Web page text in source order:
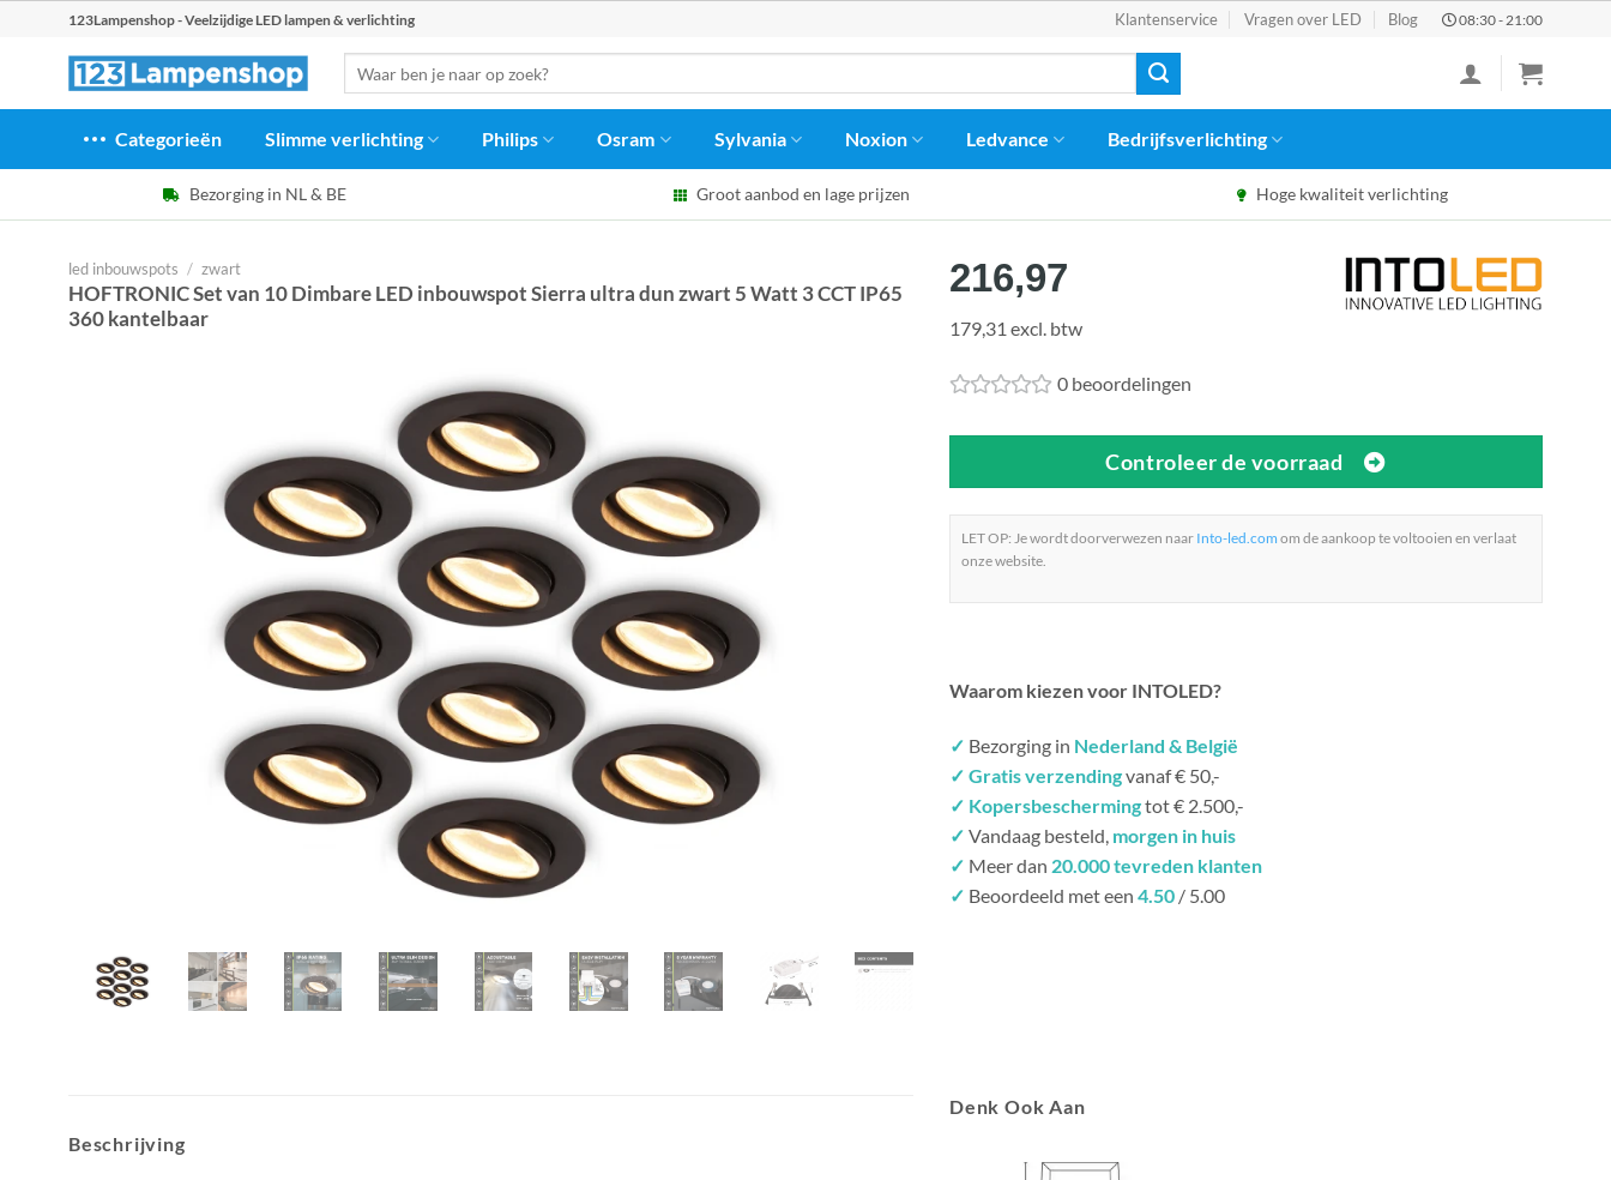
123Lampenshop - Veelzijdige LED lampen & verlichting Klantenservice Vragen over LED Blog 08:30 - 21:00
naar:
Categorieën Slimme verlichting Philips Osram Sylvania Noxion Ledvance Bedrijfsverlichting
Bezorging in NL & BE Groot aanbod en lage prijzen Hoge kwaliteit verlichting
led inbouwspots / zwart
HOFTRONIC Set van 10 Dimbare LED inbouwspot Sierra ultra dun zwart 5 Watt 3 CCT IP65
360 kantelbaar
216,97
179,31 excl. btw
0 beoordelingen
Controleer de voorraad
LET OP: Je wordt doorverwezen naar Into-led.com om de aankoop te voltooien en verlaat
onze website.
Waarom kiezen voor INTOLED?
✓ Bezorging in Nederland & België
✓ Gratis verzendingvanaf € 50,-
✓ Kopersbeschermingtot € 2.500,-
✓ Vandaag besteld, morgen in huis
✓ Meer dan 20.000 tevreden klanten
✓ Beoordeeld met een 4.50 / 5.00
Beschrijving
Denk Ook Aan